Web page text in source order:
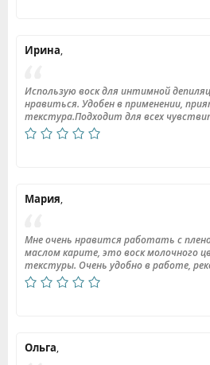
Ирина,
Использую воск для интимной
нравиться. Удобен в применении,
текстура.Подходит для всех
Мария,
Мне очень нравится работать с
маслом карите, это воск молочного
текстуры. Очень удобно в работе,
Ольга,